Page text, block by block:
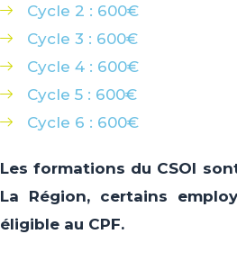
Cycle 2 : 600€
Cycle 3 : 600€
Cycle 4 : 600€
Cycle 5 : 600€
Cycle 6 : 600€
Les formations du CSOI
La Région, certains
éligible au CPF.